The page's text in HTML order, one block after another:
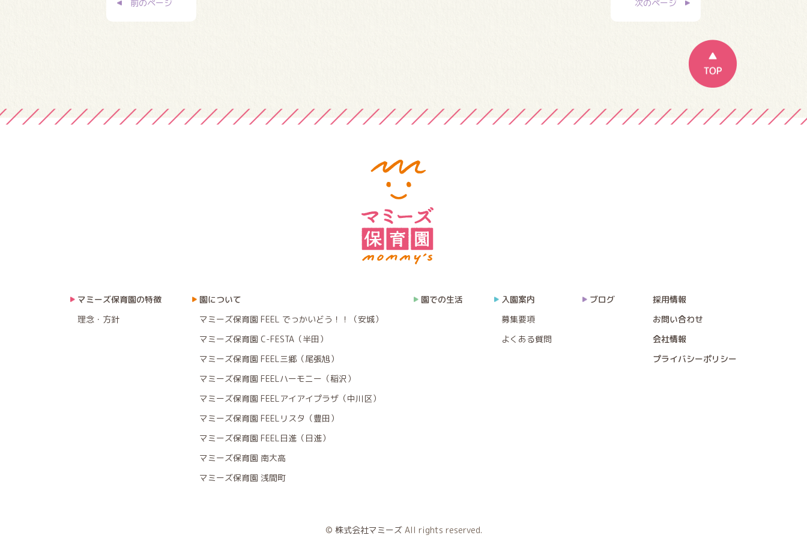
前のページ 次のページ
マミーズ保育園の特徴
理念・方針
園について
マミーズ保育園 FEEL でっかいどう！！（安城）
マミーズ保育園 C-FESTA（半田）
マミーズ保育園 FEEL三郷（尾張旭）
マミーズ保育園 FEELハーモニー（稲沢）
マミーズ保育園 FEELアイアイプラザ（中川区）
マミーズ保育園 FEELリスタ（豊田）
マミーズ保育園 FEEL日進（日進）
マミーズ保育園 南大高
マミーズ保育園 浅間町
園での生活
入園案内
募集要項
よくある質問
ブログ
採用情報
お問い合わせ
会社情報
プライバシーポリシー
© 株式会社マミーズAll rights reserved.